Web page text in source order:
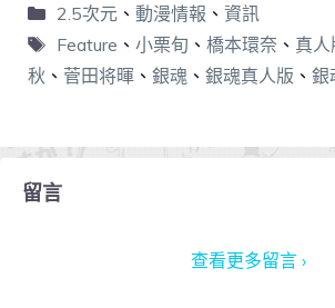
2.5次元、 動漫情報 、 資訊
Feature 、 小栗旬 、 橋本環奈、 真人
秋 、 菅田将暉 、 銀魂 、 銀魂真人版 、 銀
留言
查看更多留言 ›